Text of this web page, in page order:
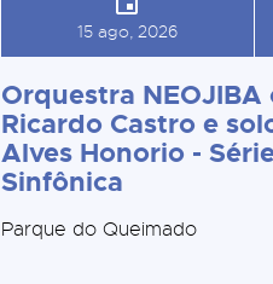
15 ago, 2026
Orquestra
Ricardo Castro e
Alves Honorio -
Sinfônica
Parque do Queimado